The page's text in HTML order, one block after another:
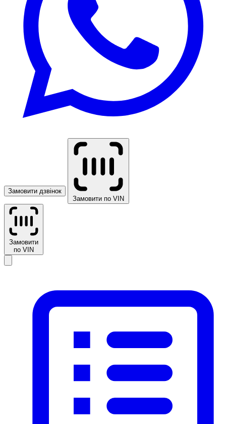
Замовити дзвінок
Замовити по VIN
Замовити
по VIN